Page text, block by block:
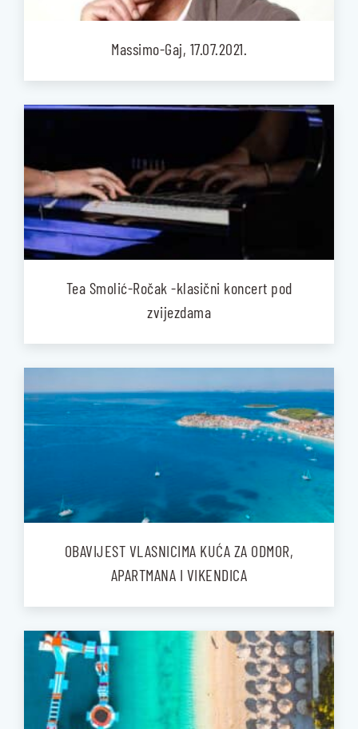
Massimo-Gaj, 17.07.2021.
Tea Smolić-Ročak -klasični koncert pod
zvijezdama
OBAVIJEST VLASNICIMA KUĆA ZA ODMOR,
APARTMANA I VIKENDICA